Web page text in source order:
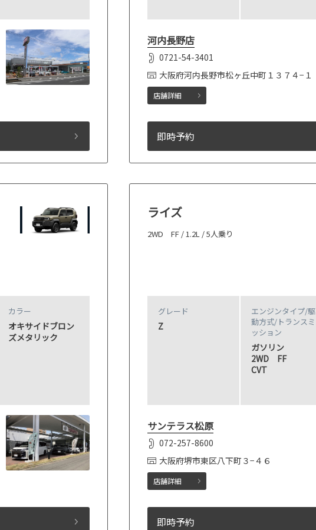
河内長野店
0721-54-3401
大阪府河内長野市松ヶ丘中町１３７４−１
店舗詳細
即時予約
カラー
オキサイドブロン
ズメタリック
ライズ
2WD FF / 1.2L / 5人乗り
グレード
Z
エンジンタイプ/駆
動方式/ トランスミ
ッション
ガソリン
2WD FF
CVT
サンテラス松原
072-257-8600
大阪府堺市東区八下町３−４６
店舗詳細
即時予約